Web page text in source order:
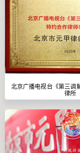
北京广播电视台《第三调
律所